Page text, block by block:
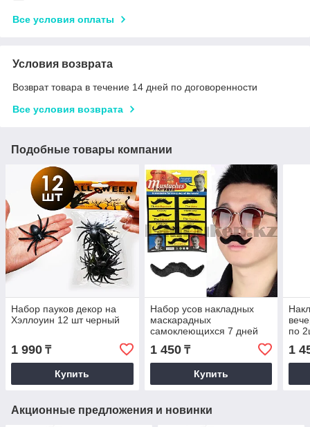
Все условия оплаты
Условия возврата
Возврат товара в течение 14 дней по договоренности
Все условия возврата
Подобные товары компании
Набор пауков декор на
Хэллоуин 12 шт черный
1 990 ₸
Купить
Набор усов накладных
маскарадных
самоклеющихся 7 дней
недели - 7 образов на
плотной ткани вид 2
1 450₸
Купить
по
1
Акционные предложения и новинки